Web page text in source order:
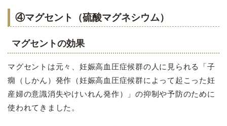
④マグセント（硫酸マグネシウム）
マグセントの効果
マグセントは元々、妊娠高血圧症候群の人に見られる「子
癇（しかん）発作（妊娠高血圧症候群によって起こった妊
産婦の意識消失やけいれん発作）」の抑制や予防のために
使われてきました。